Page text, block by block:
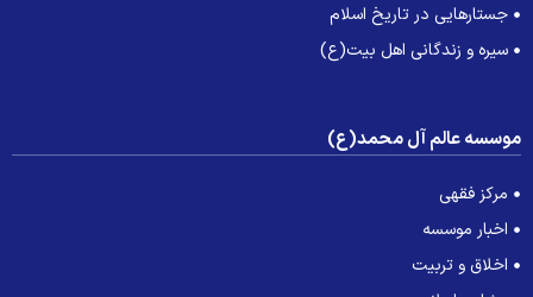
جستارهایی در تاریخ اسلام
سیره و زندگانی اهل بیت(ع)
عالم آل محمد(ع)
مرکز فقهی
اخبار موسسه
اخلاق و تربیت